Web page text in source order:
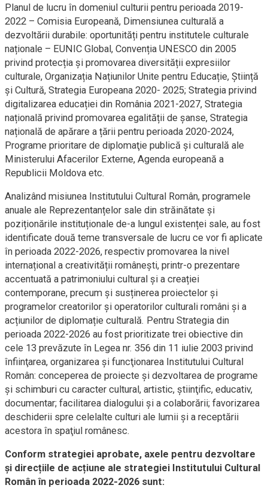
Planul de lucru în domeniul culturii pentru perioada 2019-
2022 – Comisia Europeană, Dimensiunea culturală a
dezvoltării durabile: oportunități pentru institutele culturale
naționale – EUNIC Global, Convenția UNESCO din 2005
privind protecția și promovarea diversității expresiilor
culturale, Organizația Națiunilor Unite pentru Educație, Știință
și Cultură, Strategia Europeana 2020- 2025; Strategia privind
digitalizarea educației din România 2021-2027, Strategia
națională privind promovarea egalității de șanse, Strategia
națională de apărare a țării pentru perioada 2020-2024,
Programe prioritare de diplomaţie publică şi culturală ale
Ministerului Afacerilor Externe, Agenda europeană a
Republicii Moldova etc.
Analizând misiunea Institutului Cultural Român, programele
anuale ale Reprezentanțelor sale din străinătate și
poziționările instituționale de-a lungul existenței sale, au fost
identificate două teme transversale de lucru ce vor fi aplicate
în perioada 2022-2026, respectiv promovarea la nivel
internațional a creativității românești, printr-o prezentare
accentuată a patrimoniului cultural și a creației
contemporane, precum și susținerea proiectelor și
programelor creatorilor și operatorilor culturali români și a
acțiunilor de diplomație culturală. Pentru Strategia din
perioada 2022-2026 au fost prioritizate trei obiective din
cele 13 prevăzute în Legea nr. 356 din 11 iulie 2003 privind
înfiinţarea, organizarea şi funcţionarea Institutului Cultural
Român: conceperea de proiecte şi dezvoltarea de programe
şi schimburi cu caracter cultural, artistic, ştiinţific, educativ,
documentar; facilitarea dialogului şi a colaborării; favorizarea
deschiderii spre celelalte culturi ale lumii şi a receptării
acestora în spaţiul românesc.
Conform strategiei aprobate, axele pentru dezvoltare
și direcțiile de acțiune ale strategiei Institutului Cultural
Român în perioada 2022-2026 sunt: